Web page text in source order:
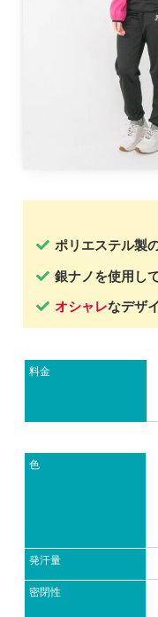
ポリエステル製
銀ナノを使用し
オシャレなデザ
料金
色
発汗量
密閉性